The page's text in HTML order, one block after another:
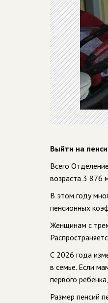
Выйти на
Всего
возраста 3 876
В этом году
пенсионных
Женщинам с
С 2026 года
в семье. Если
первого
Размер пенсий